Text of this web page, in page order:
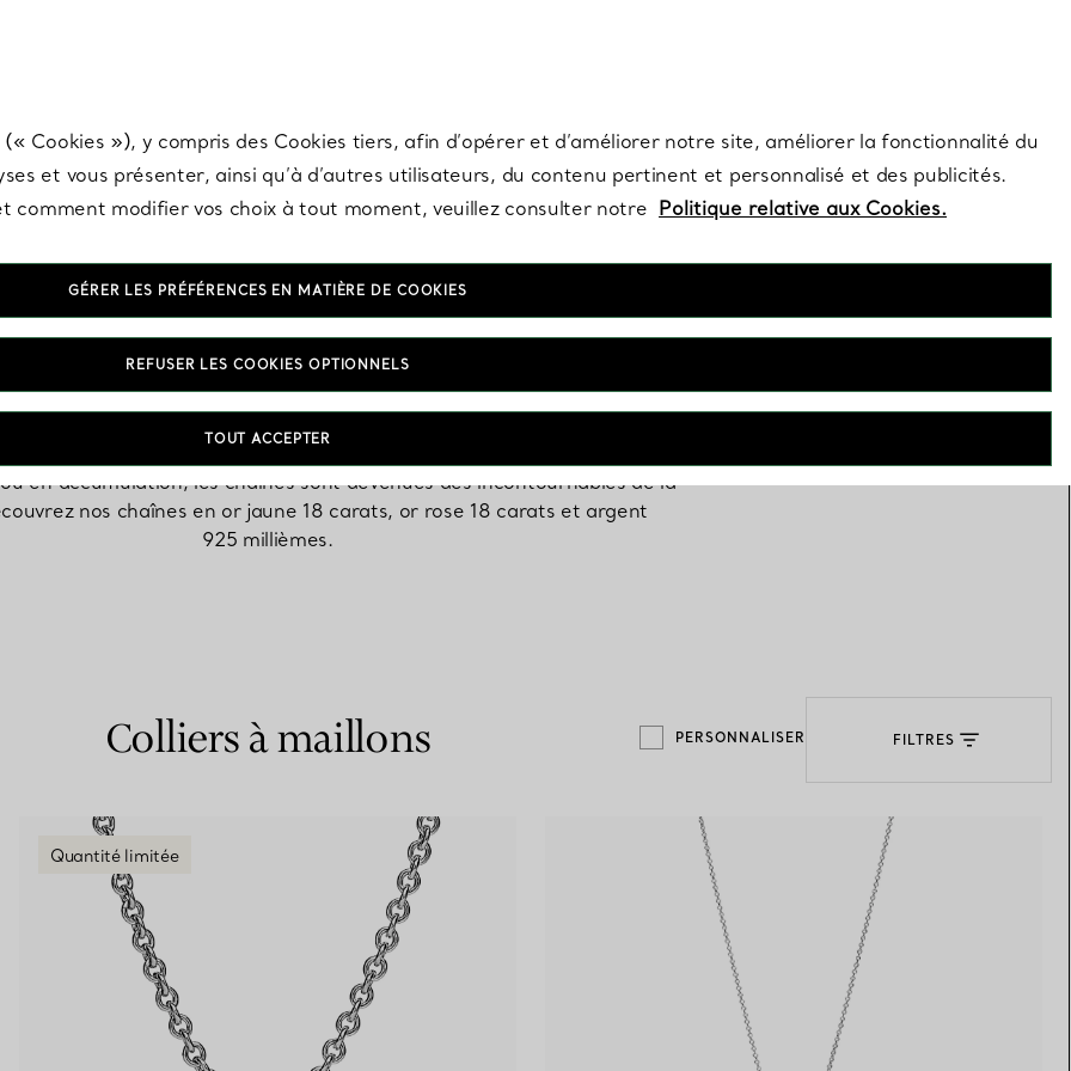
expert en diamants Tiffany.
Colliers chaînes
en accumulation, les chaînes sont devenues des incontournables de la
nos chaînes en or jaune 18 carats, or rose 18 carats et argent
925 millièmes.
Colliers à maillons PERSONNALISER FILTRES
Quantité limitée
Cookies »), y compris des Cookies tiers, afin d’opérer et d’améliorer notre site, améliorer la fonctionnalité du
et vous présenter, ainsi qu’à d’autres utilisateurs, du contenu pertinent et personnalisé et des publicités.
comment modifier vos choix à tout moment, veuillez consulter notre Politique relative aux Cookies.
GÉRER LES PRÉFÉRENCES EN MATIÈRE DE COOKIES
REFUSER LES COOKIES OPTIONNELS
TOUT ACCEPTER